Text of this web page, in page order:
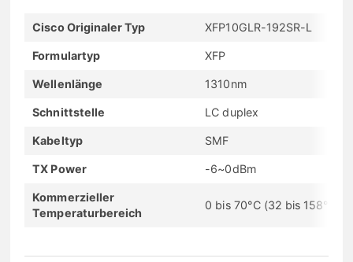
Cisco Originaler Typ XFP10GLR-192SR-L
Formulartyp XFP
Wellenlänge 1310nm
Schnittstelle LC duplex
Kabeltyp SMF
TX Power -6~0dBm
Kommerzieller
Temperaturbereich
0 bis 70°C (32 bis 158°F)